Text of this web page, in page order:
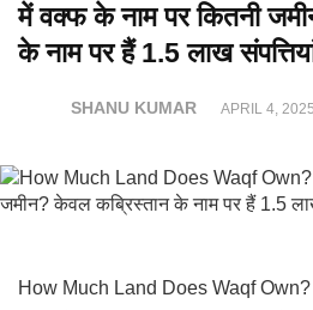
में वक्फ के नाम पर कितनी
के नाम पर हैं 1.5 लाख
SHANU KUMAR APRIL 4, 2025
How Much Land Does Waqf Own?